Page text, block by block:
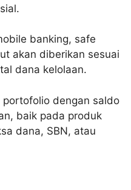
banking, safe
akan diberikan sesuai
dana kelolaan.
dengan saldo
baik pada produk
dana, SBN, atau